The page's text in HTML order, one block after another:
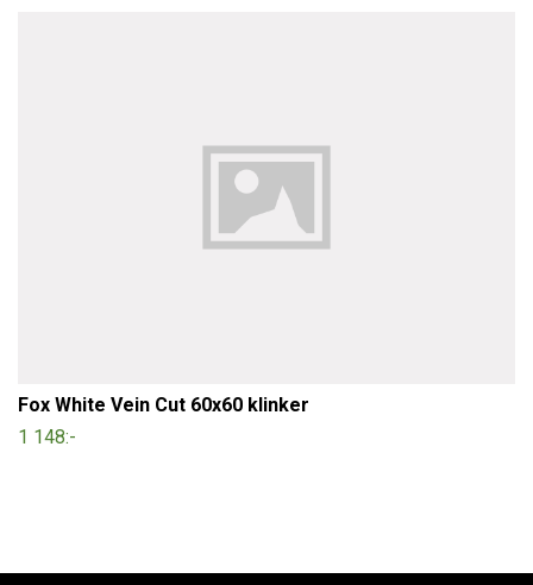
Fox White Vein Cut 60x60 klinker
1 148:-